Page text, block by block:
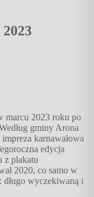
marcu 2023 roku po
gminy Arona
karnawałowa
edycja
z plakatu
2020, co samo w
długo wyczekiwaną i